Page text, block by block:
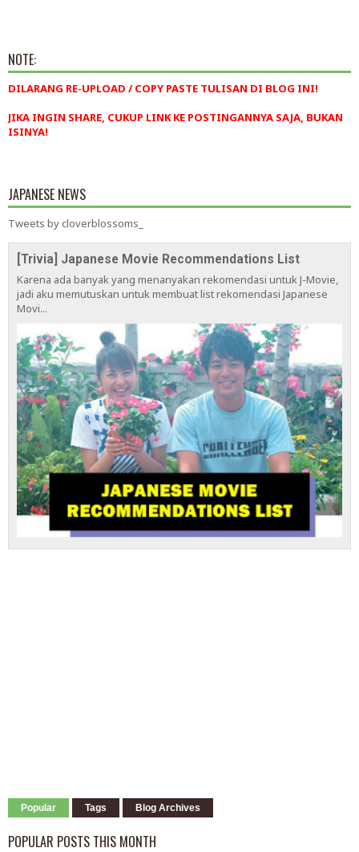
NOTE:
DILARANG RE-UPLOAD / COPY PASTE TULISAN DI BLOG INI!
JIKA INGIN SHARE, CUKUP LINK KE POSTINGANNYA SAJA, BUKAN
ISINYA!
JAPANESE NEWS
Tweets by cloverblossoms_
[Trivia] Japanese Movie Recommendations List
Karena ada banyak yang menanyakan rekomendasi untuk J-Movie,
jadi aku memutuskan untuk membuat list rekomendasi Japanese
Movi...
Popular Tags Blog Archives
POPULAR POSTS THIS MONTH